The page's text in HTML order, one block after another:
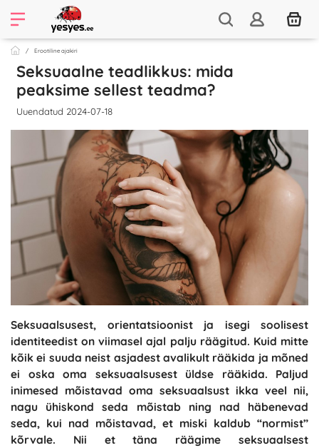
Erootiline ajakiri
Seksuaalne teadlikkus: mida
peaksime sellest teadma?
Uuendatud 2024-07-18
Seksuaalsusest, orientatsioonist ja isegi soolisest
identiteedist on viimasel ajal palju räägitud. Kuid mitte
kõik ei suuda neist asjadest avalikult rääkida ja mõned
ei oska oma seksuaalsusest üldse rääkida. Paljud
inimesed mõistavad oma seksuaalsust ikka veel nii,
nagu ühiskond seda mõistab ning nad häbenevad
seda, kui nad mõistavad, et miski kaldub “normist”
kõrvale. Nii et täna räägime seksuaalsest